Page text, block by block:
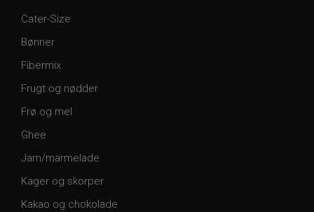
Cater-Size
Bønner
Fibermix
Frugt og nødder
Frø og mel
Ghee
Jam/marmelade
Kager og skorper
Kakao og chokolade